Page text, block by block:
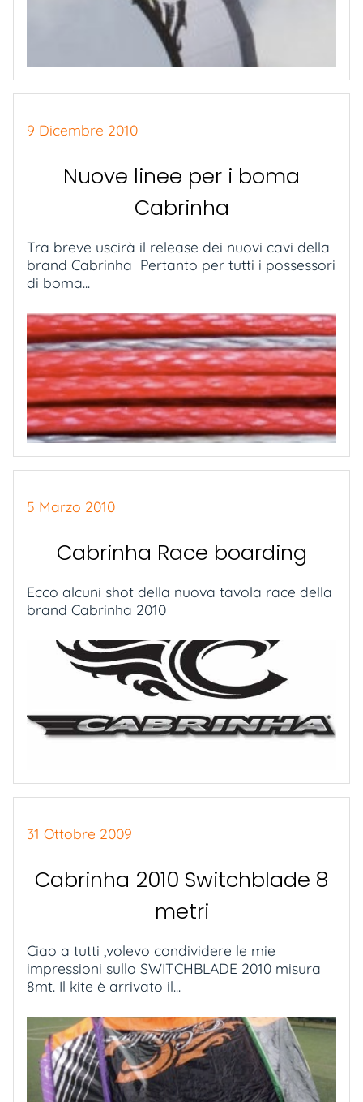
9 Dicembre 2010
Nuove linee per i boma
Cabrinha
Tra breve uscirà il release dei nuovi cavi della
brand Cabrinha Pertanto per tutti i possessori
di boma...
5 Marzo 2010
Cabrinha Race boarding
Ecco alcuni shot della nuova tavola race della
brand Cabrinha 2010
31 Ottobre 2009
Cabrinha 2010 Switchblade 8
metri
Ciao a tutti ,volevo condividere le mie
impressioni sullo SWITCHBLADE 2010 misura
8mt. Il kite è arrivato il...